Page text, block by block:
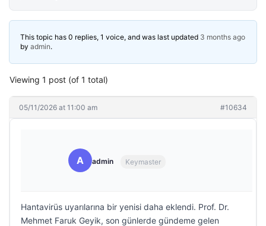
This topic has 0 replies, 1 voice, and was last updated 3 months ago
by admin.
Viewing 1 post (of 1 total)
05/11/2026 at 11:00 am #10634
A admin Keymaster
Hantavirüs uyarılarına bir yenisi daha eklendi. Prof. Dr.
Mehmet Faruk Geyik, son günlerde gündeme gelen